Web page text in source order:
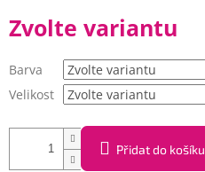
cena:
Zvolte variantu
Barva
Velikost
Přidat do košíku